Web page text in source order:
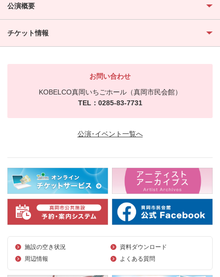
公演概要
チケット情報
お問い合わせ
KOBELCO真岡いちごホール（真岡市民会館）
TEL：0285-83-7731
公演･イベント一覧へ
施設の空き状況
資料ダウンロード
周辺情報
よくある質問